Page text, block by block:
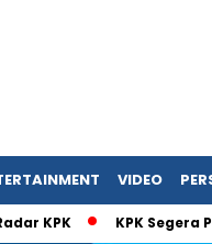
VIDEO
KPK Segera